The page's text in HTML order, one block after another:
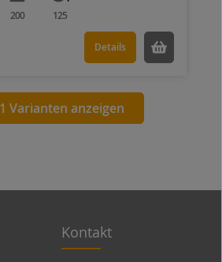
200 125
Details
Varianten anzeigen
Kontakt